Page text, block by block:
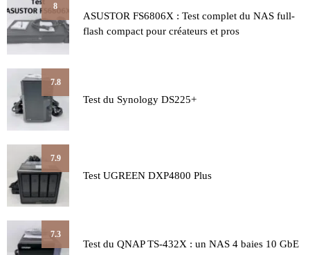
8
ASUSTOR FS6806X : Test complet du NAS full-
flash compact pour créateurs et pros
7.8
Test du Synology DS225+
7.9
Test UGREEN DXP4800 Plus
7.3
Test du QNAP TS-432X : un NAS 4 baies 10 GbE